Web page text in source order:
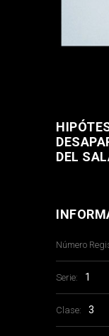
DEL
Número
Serie: 1
Clase: 3